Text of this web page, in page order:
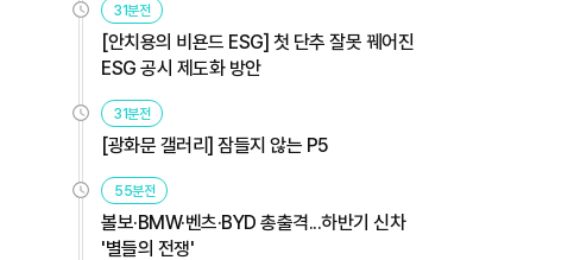
31분전
[안치용의 비욘드 ESG] 첫 단추 잘못 꿰어진
ESG 공시 제도화 방안
31분전
[광화문 갤러리] 잠들지 않는 P5
55분전
볼보·BMW·벤츠·BYD 총출격...하반기 신차
'별들의 전쟁'